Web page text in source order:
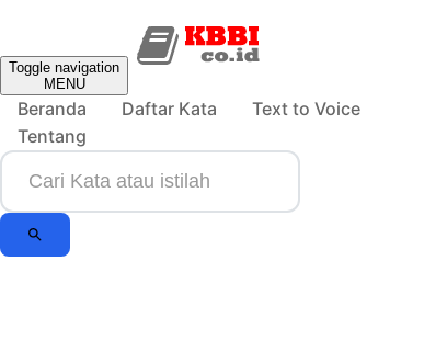
Toggle navigation
MENU
Beranda Daftar Kata
Text to Voice
Tentang